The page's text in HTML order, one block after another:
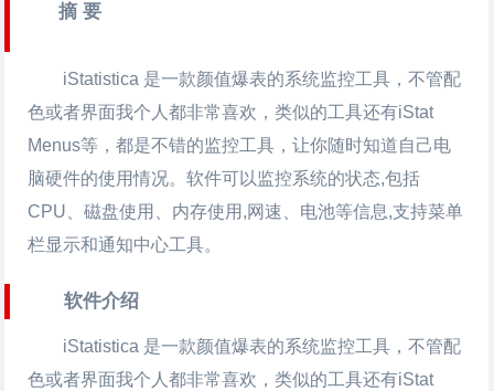
摘 要
iStatistica 是一款颜值爆表的系统监控工具，不管配
色或者界面我个人都非常喜欢，类似的工具还有iStat
Menus等，都是不错的监控工具，让你随时知道自己电
脑硬件的使用情况。软件可以监控系统的状态,包括
CPU、磁盘使用、内存使用,网速、电池等信息,支持菜单
栏显示和通知中心工具。
软件介绍
iStatistica 是一款颜值爆表的系统监控工具，不管配
色或者界面我个人都非常喜欢，类似的工具还有iStat